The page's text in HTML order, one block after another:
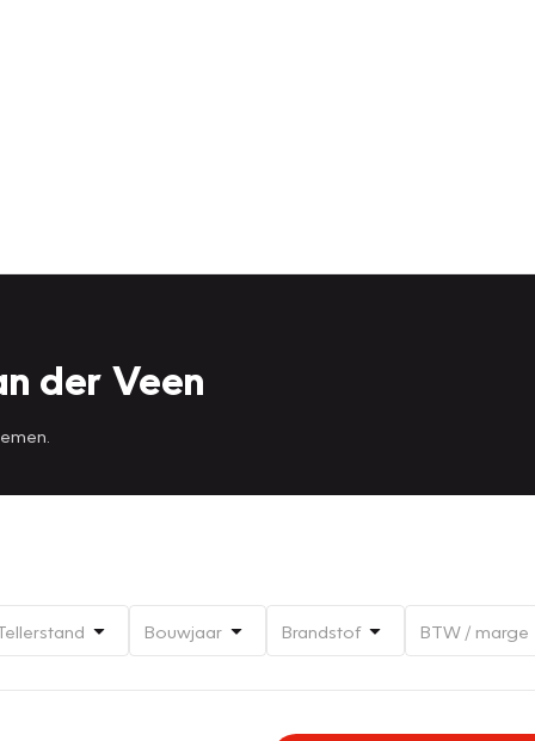
der Veen
Bouwjaar Brandstof BTW / marge